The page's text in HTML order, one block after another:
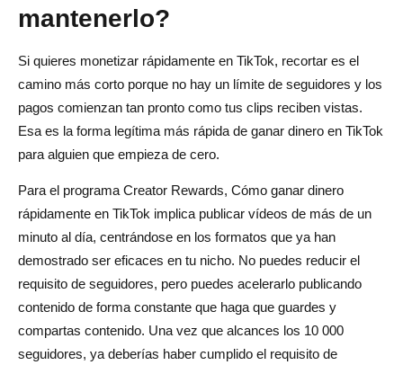
mantenerlo?
Si quieres monetizar rápidamente en TikTok, recortar es el
camino más corto porque no hay un límite de seguidores y los
pagos comienzan tan pronto como tus clips reciben vistas.
Esa es la forma legítima más rápida de ganar dinero en TikTok
para alguien que empieza de cero.
Para el programa Creator Rewards, Cómo ganar dinero
rápidamente en TikTok implica publicar vídeos de más de un
minuto al día, centrándose en los formatos que ya han
demostrado ser eficaces en tu nicho. No puedes reducir el
requisito de seguidores, pero puedes acelerarlo publicando
contenido de forma constante que haga que guardes y
compartas contenido. Una vez que alcances los 10 000
seguidores, ya deberías haber cumplido el requisito de